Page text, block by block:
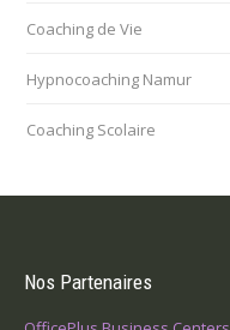
Coaching de Vie
Hypnocoaching Namur
Coaching Scolaire
Nos Partenaires